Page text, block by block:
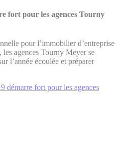
fort pour les agences Tourny
pour l’immobilier d’entreprise
agences Tourny Meyer se
l’année écoulée et préparer
démarre fort pour les agences